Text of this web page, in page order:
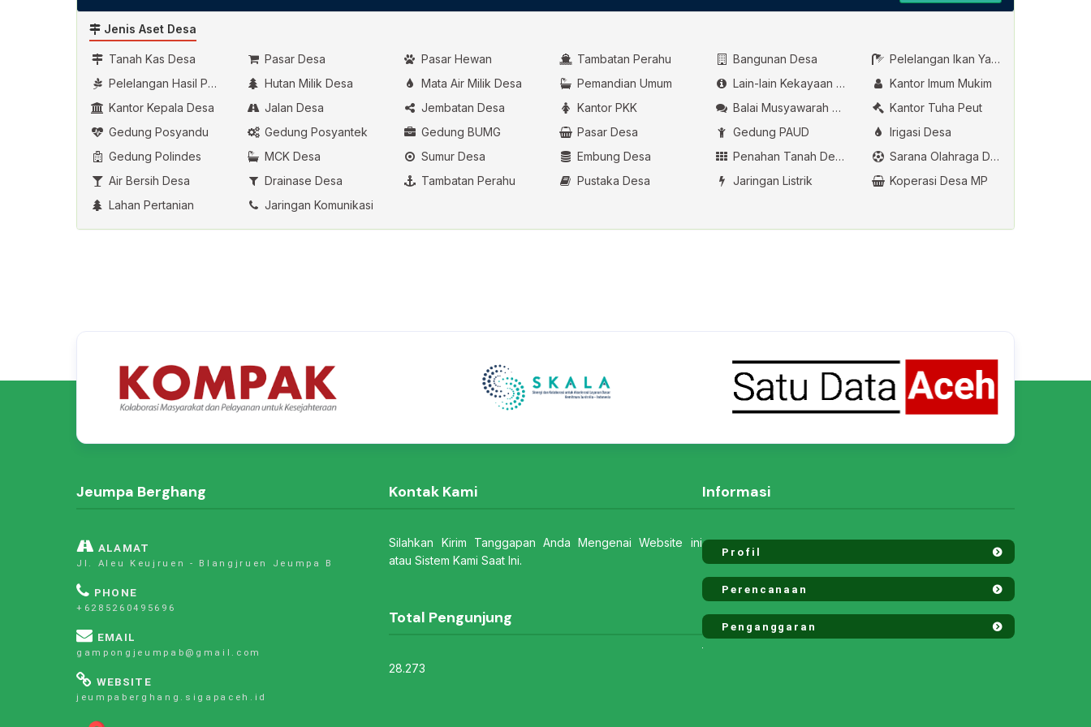
Jenis Aset Desa
Tanah Kas Desa Pasar Desa Pasar Hewan Tambatan Perahu Bangunan Desa
Pelelangan Ikan Yang Dikelola Oleh Desa
Pelelangan Hasil Pertanian
Hutan Milik Desa Mata Air Milik Desa Pemandian Umum Lain-lain Kekayaan Asli Desa
Kantor Imum Mukim
Kantor Kepala Desa
Jalan Desa Jembatan Desa Kantor PKK Balai Musyawarah Desa
Kantor Tuha Peut
Gedung Posyandu
Gedung Posyantek Gedung BUMG Pasar Desa Gedung PAUD
Irigasi Desa
Gedung Polindes
MCK Desa Sumur Desa Embung Desa Penahan Tanah Desa
Sarana Olahraga Desa
Air Bersih Desa
Drainase Desa Tambatan Perahu Pustaka Desa Jaringan Listrik
Koperasi Desa MP
Lahan Pertanian
Jaringan Komunikasi
Jeumpa Berghang
ALAMAT
Jl. Aleu Keujruen - Blangjruen Jeumpa B
PHONE
+6285260495696
EMAIL
gampongjeumpab@gmail.com
WEBSITE
jeumpaberghang.sigapaceh.id
Kontak Kami
Silahkan Kirim Tanggapan Anda Mengenai Website ini
atau Sistem Kami Saat Ini.
Total Pengunjung
28.273
Informasi
Profil
Perencanaan
Penganggaran